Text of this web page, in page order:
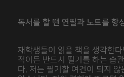
독서를 할 땐 연필과 노트를 항
재학생들이 읽을 책을 생각한
적이든 반드시 필기를 하는 습
다. 저는 필기할 여건이 되지 않